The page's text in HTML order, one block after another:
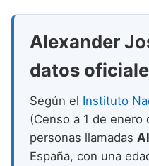
Nombres de
Nombres de
Nombres de
Nombres de
Nombres de
Nombres de
Alexander
datos
Según el Instituto
(Censo a 1 de enero
personas llamadas
España, con una